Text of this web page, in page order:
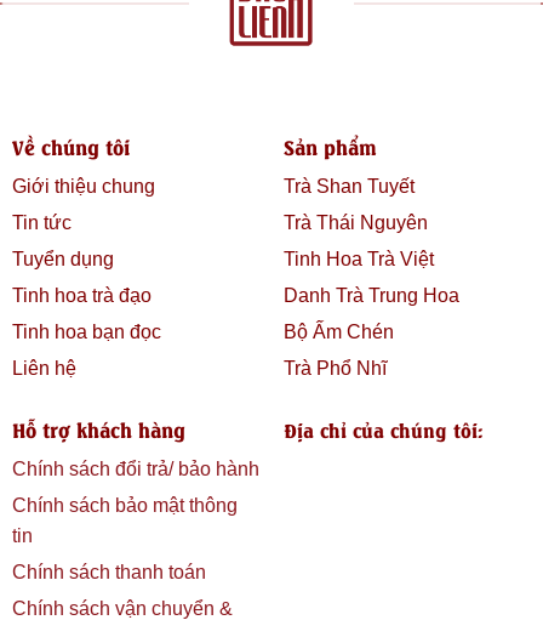
Về chúng tôi
Giới thiệu chung
Tin tức
Tuyển dụng
Tinh hoa trà đạo
Tinh hoa bạn đọc
Liên hệ
Sản phẩm
Trà Shan Tuyết
Trà Thái Nguyên
Tinh Hoa Trà Việt
Danh Trà Trung Hoa
Bộ Ấm Chén
Trà Phổ Nhĩ
Hỗ trợ khách hàng
Chính sách đổi trả/ bảo hành
Chính sách bảo mật thông
tin
Chính sách thanh toán
Chính sách vận chuyển &
Địa chỉ của chúng tôi: